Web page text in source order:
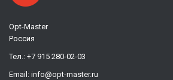
Opt-Master
Россия
Тел.: +7 915 280-02-03
Email: info@opt-master.ru